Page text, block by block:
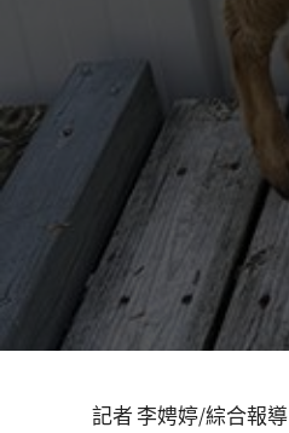
記者 李娉婷/綜合報導